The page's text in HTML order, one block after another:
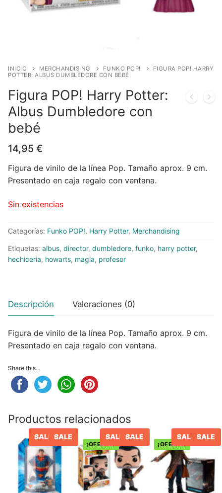
Juegos de cartas
Juegos infantiles
Juegos de Rol
Juegos de miniaturas
Cómics
USA
DC Comics
Marvel Comics
Independiente
Merchandising
Figuras
Funko POP!
Tazas/Vasos
Felpudos/alfombras
Puzzles
Varios
Literatura
Liquidaciones
Blog
INICIO MERCHANDISING FUNKO POP!
FIGURA POP! HARRY
POTTER: ALBUS DUMBLEDORE CON BEBÉ
Figura POP! Harry Potter:
Albus Dumbledore con
bebé
14,95 €
Figura de vinilo de la línea Pop. Tamaño aprox. 9 cm.
Presentado en caja regalo con ventana.
Sin existencias
Categorías: Funko POP!, Harry Potter, Merchandising
Etiquetas: albus, director, dumbledore, funko, harry potter,
hechiceria, howarts, magia, profesor
Descripción Valoraciones (0)
Figura de vinilo de la línea Pop. Tamaño aprox. 9 cm.
Presentado en caja regalo con ventana.
Share this...
Productos relacionados
SALE SALE
¡OFERTA!
SALE SALE
¡OFERTA!
SALE SALE